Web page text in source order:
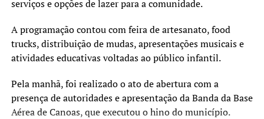
O Curta Fecic é financiado pelo PIC 2023, via Secretaria
de Cultura e Turismo e Prefeitura de Canoas. A realização
é da Prosa Filmes, com gestão cultural e produção
apoio institucional do Metropolitano RS, Fundacine e
CurtaENEM.
serviços e opções de lazer para a comunidade.
A programação contou com feira de artesanato, food
trucks, distribuição de mudas, apresentações musicais e
atividades educativas voltadas ao público infantil.
Pela manhã, foi realizado o ato de abertura com a
presença de autoridades e apresentação da Banda da Base
Aérea de Canoas, que executou o hino do município.